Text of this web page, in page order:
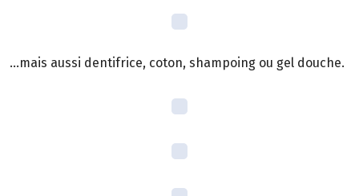
...mais aussi dentifrice, coton, shampoing ou gel douche.